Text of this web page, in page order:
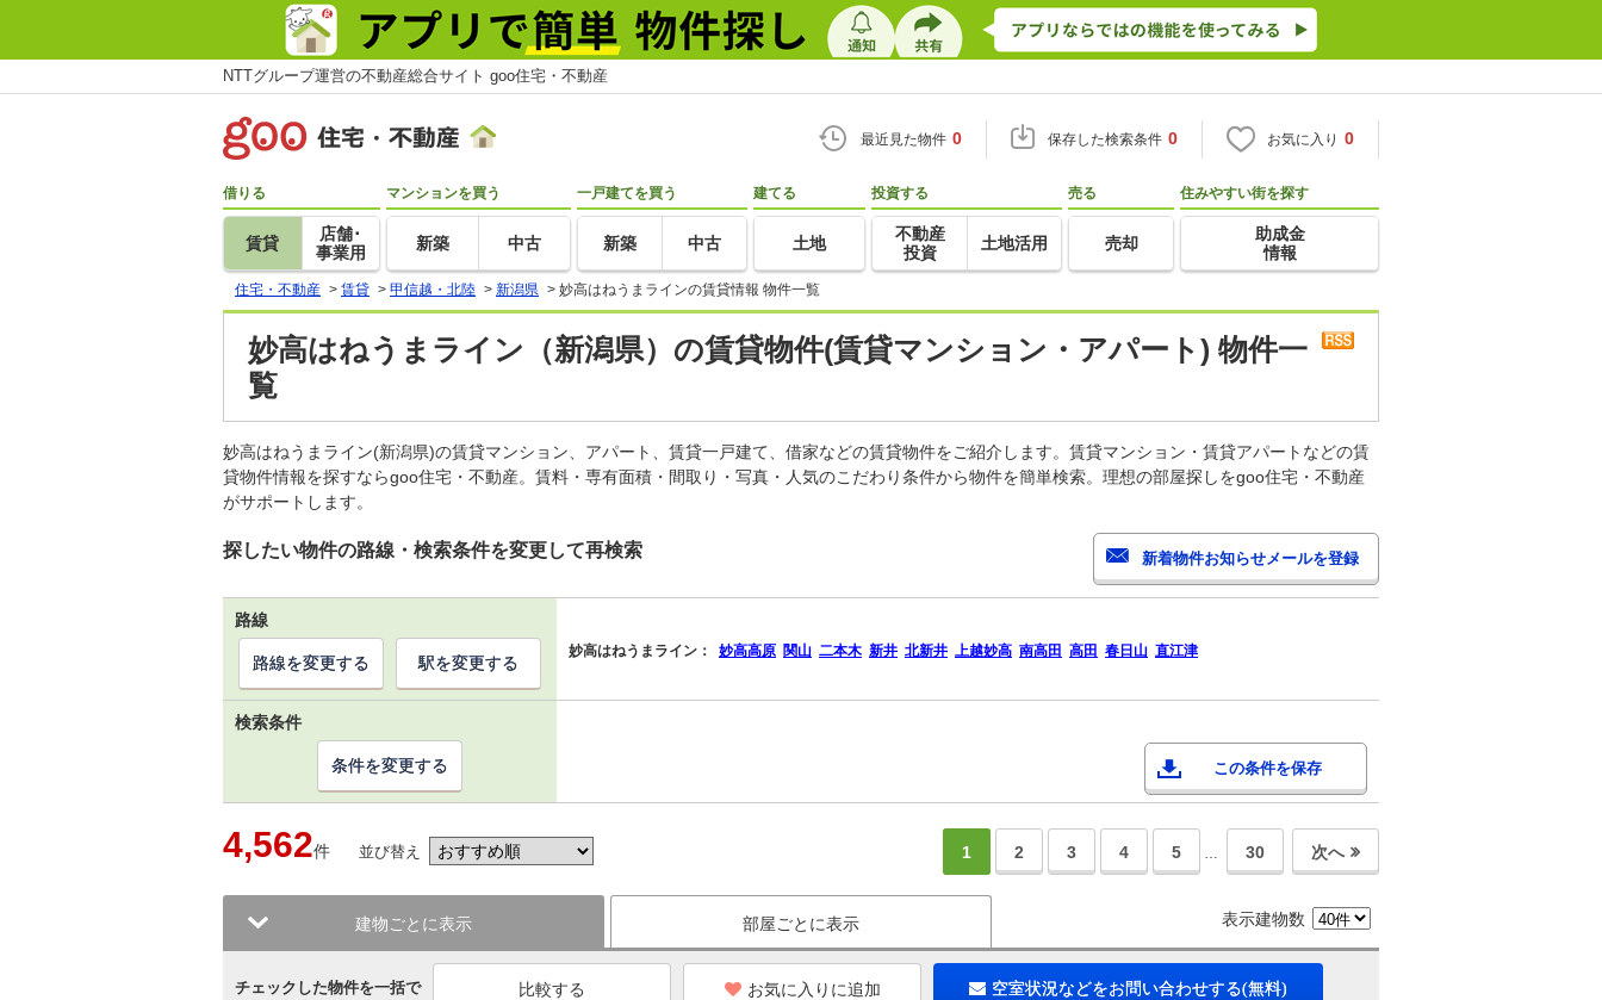
NTTグループ運営の不動産総合サイト goo住宅・不動産
最近見た物件 0 保存した検索条件 0 お気に入り 0
借りる
賃貸
店舗･
事業用
マンションを買う
新築 中古
一戸建てを買う
新築 中古
建てる
土地
投資する
不動産
投資
土地活用
売る
売却
住みやすい街を探す
助成金
情報
住宅・不動産 > 賃貸 > 甲信越・北陸 > 新潟県 > 妙高はねうまラインの賃貸情報 物件一覧
妙高はねうまライン（新潟県）の賃貸物件(賃貸マンション・アパート) 物件一
覧
妙高はねうまライン(新潟県)の賃貸マンション、アパート、賃貸一戸建て、借家などの賃貸物件をご紹介します。賃貸マンション・賃貸アパートなどの賃
貸物件情報を探すならgoo住宅・不動産。賃料・専有面積・間取り・写真・人気のこだわり条件から物件を簡単検索。理想の部屋探しをgoo住宅・不動産
がサポートします。
探したい物件の路線・検索条件を変更して再検索
路線
妙高はねうまライン： 妙高高原 関山 二本木 新井 北新井 上越妙高 南高田 高田 春日山 直江津
路線を変更する 駅を変更する
検索条件
この条件を保存
条件を変更する
4,562件 並び替え 1 2 3 4 5 … 30 次へ
建物ごとに表示 部屋ごとに表示 表示建物数
チェックした物件を一括で お気に入りに追加 空室状況などをお問い合わせする(無料)